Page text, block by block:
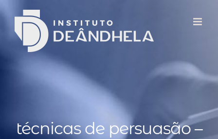
técnicas de persuasão –